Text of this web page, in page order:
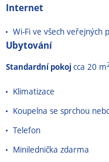
Internet
Wi-Fi ve všech
Ubytování
Standardní pokoj cca 20 m
Klimatizace
Koupelna se sprchou
Telefon
Minilednička zdarma